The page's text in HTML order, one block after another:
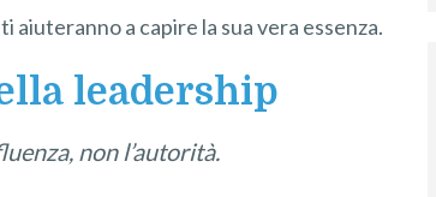
aiuteranno a capire la sua vera essenza.
leadership
non l’autorità.